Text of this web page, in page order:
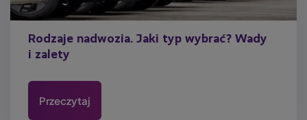
Rodzaje nadwozia. Jaki typ wybrać? Wady
i zalety
Przeczytaj